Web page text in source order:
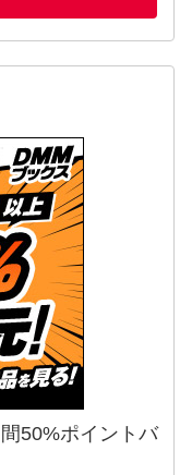
50%ポイントバ